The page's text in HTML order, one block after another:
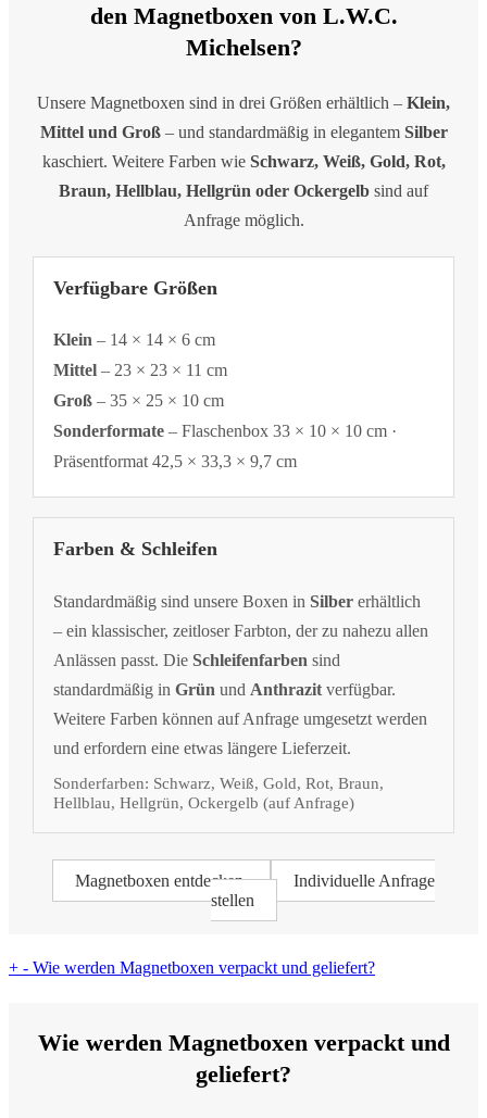
den Magnetboxen von L.W.C.
Michelsen?
Unsere Magnetboxen sind in drei Größen erhältlich – Klein,
Mittel und Groß– und standardmäßig in elegantem Silber
kaschiert. Weitere Farben wie Schwarz, Weiß, Gold, Rot,
Braun, Hellblau, Hellgrün oder Ockergelb sind auf
Anfrage möglich.
Verfügbare Größen
Klein – 14 × 14 × 6 cm
Mittel – 23 × 23 × 11 cm
Groß – 35 × 25 × 10 cm
Sonderformate – Flaschenbox 33 × 10 × 10 cm ·
Präsentformat 42,5 × 33,3 × 9,7 cm
Farben & Schleifen
Standardmäßig sind unsere Boxen inSilber erhältlich
– ein klassischer, zeitloser Farbton, der zu nahezu allen
Anlässen passt. DieSchleifenfarben sind
standardmäßig inGrün und Anthrazit verfügbar.
Weitere Farben können auf Anfrage umgesetzt werden
und erfordern eine etwas längere Lieferzeit.
Sonderfarben: Schwarz, Weiß, Gold, Rot, Braun,
Hellblau, Hellgrün, Ockergelb (auf Anfrage)
Magnetboxen entdecken
Individuelle Anfrage
stellen
+ - Wie werden Magnetboxen verpackt und geliefert?
Wie werden Magnetboxen verpackt und
geliefert?